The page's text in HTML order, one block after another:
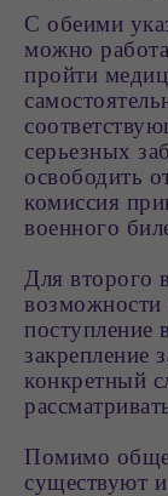
С обеими
можно
пройти
серьезных
освободить
комиссия
военного
Для второго
возможности
поступление
конкретный
Помимо
существуют